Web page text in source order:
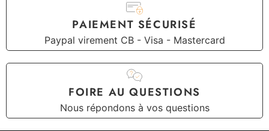
PAIEMENT SÉCURISÉ
Paypal virement CB - Visa - Mastercard
FOIRE AU QUESTIONS
Nous répondons à vos questions